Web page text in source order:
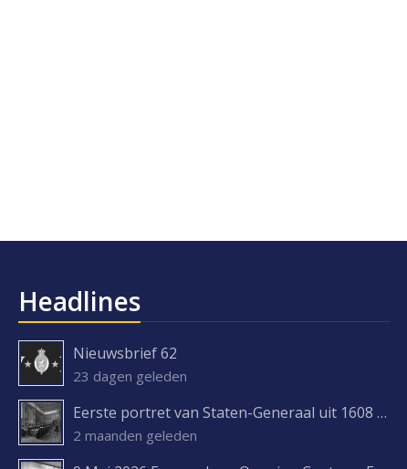
Headlines
Nieuwsbrief 62
23 dagen geleden
Eerste portret van Staten-Generaal uit 1608 ontdekt
2 maanden geleden